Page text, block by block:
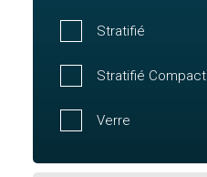
Stratifié
Stratifié Compact
Verre